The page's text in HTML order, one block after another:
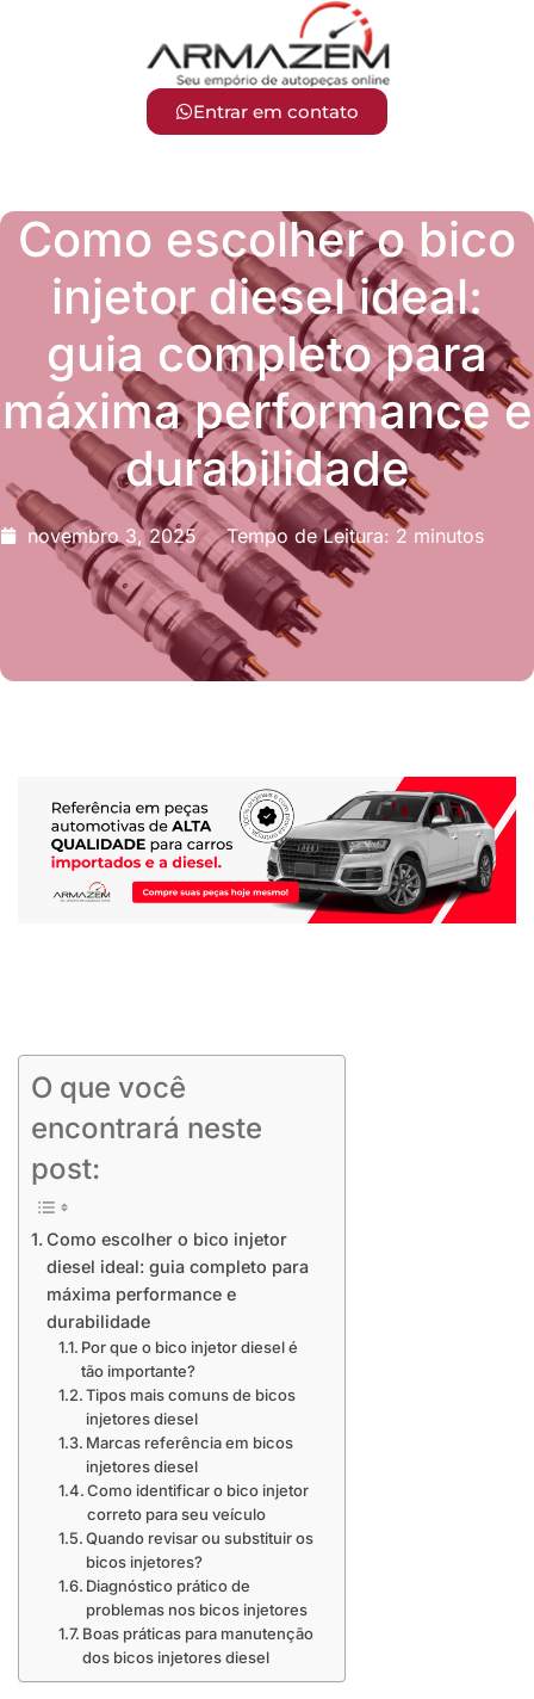
Entrar em contato
Como escolher o bico
injetor diesel ideal:
guia completo para
máxima performance e
durabilidade
novembro 3, 2025 Tempo de Leitura: 2 minutos
O que você
encontrará neste
post:
Como escolher o bico injetor
diesel ideal: guia completo para
máxima performance e
durabilidade
Por que o bico injetor diesel é
tão importante?
Tipos mais comuns de bicos
injetores diesel
Marcas referência em bicos
injetores diesel
Como identificar o bico injetor
correto para seu veículo
Quando revisar ou substituir os
bicos injetores?
Diagnóstico prático de
problemas nos bicos injetores
Boas práticas para manutenção
dos bicos injetores diesel